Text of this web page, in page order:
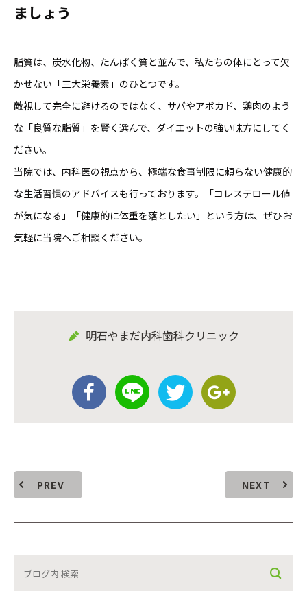
ましょう
脂質は、炭水化物、たんぱく質と並んで、私たちの体にとって欠
かせない「三大栄養素」のひとつです。
敵視して完全に避けるのではなく、サバやアボカド、鶏肉のよう
な「良質な脂質」を賢く選んで、ダイエットの強い味方にしてく
ださい。
当院では、内科医の視点から、極端な食事制限に頼らない健康的
な生活習慣のアドバイスも行っております。「コレステロール値
が気になる」「健康的に体重を落としたい」という方は、ぜひお
気軽に当院へご相談ください。
明石やまだ内科歯科クリニック
PREV NEXT